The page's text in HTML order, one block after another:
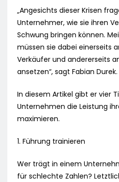
„Angesichts dieser Krisen
Unternehmer, wie sie ihren
Schwung bringen können.
müssen sie dabei einerseits
Verkäufer und andererseits
ansetzen“, sagt Fabian Durek.
In diesem Artikel gibt er vier
Unternehmen die Leistung
maximieren.
1. Führung trainieren
Wer trägt in einem
für schlechte Zahlen?